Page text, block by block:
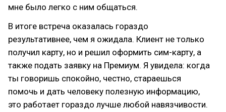
мне было легко с ним общаться.
В итоге встреча оказалась гораздо
результативнее, чем я ожидала. Клиент не только
получил карту, но и решил оформить сим-карту, а
также подать заявку на Премиум. Я увидела: когда
ты говоришь спокойно, честно, стараешься
помочь и дать человеку полезную информацию,
это работает гораздо лучше любой навязчивости.